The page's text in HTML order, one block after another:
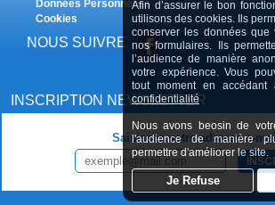
Données Personnelles
Cookies
NOUS SUIVRE
INSCRIPTION NEWSLETTER
Saisissez votre adresse e-
Afin d’assurer le bon
utilisons des cookies. Ils
conserver les données que
nos formulaires. Ils
l’audience de manière
votre expérience. Vous
tout moment en accédant
confidentialité
Nous avons beosin de
l'audience de manière
permettre d'améliorer le site.